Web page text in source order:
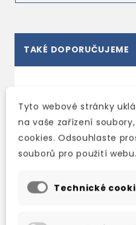
TAKÉ DOPORUČUJEME
Tyto webové stránky
na vaše zařízení
cookies. Odsouhlaste
souborů pro použití webu.
Technické